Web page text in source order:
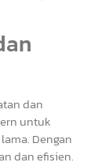
dan
untuk
Dengan
dan efisien.